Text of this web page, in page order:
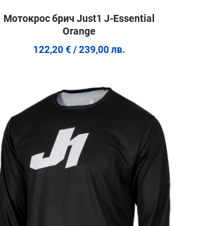
Мотокрос брич Just1 J-Essential
Orange
122,20 € / 239,00 лв.